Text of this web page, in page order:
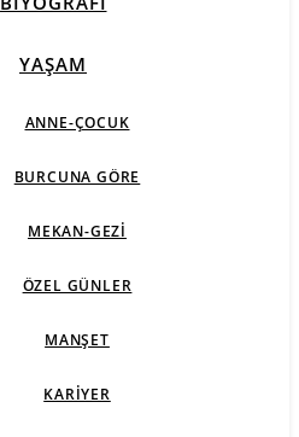
YAŞAM
ANNE-ÇOCUK
BURCUNA GÖRE
MEKAN-GEZI
ÖZEL GÜNLER
MANŞET
KARIYER